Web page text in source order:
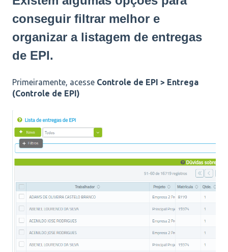
conseguir filtrar melhor e
organizar a listagem de entregas
de EPI.
Primeiramente, acesse Controle de EPI > Entrega
(Controle de EPI)